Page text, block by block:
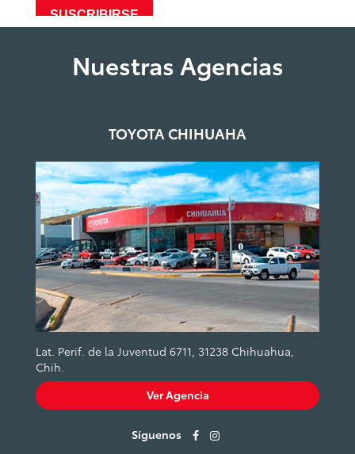
Nuestras Agencias
TOYOTA CHIHUAHA
Lat. Perif. de la Juventud 6711, 31238 Chihuahua,
Chih.
Ver Agencia
Síguenos